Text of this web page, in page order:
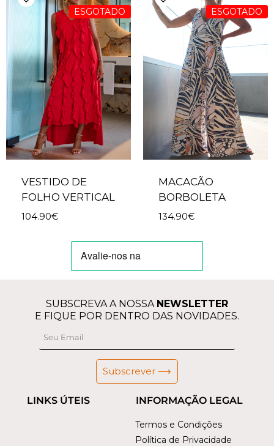
ESGOTADO
VESTIDO DE
FOLHO VERTICAL
104.90€
ESGOTADO
MACACÃO
BORBOLETA
134.90€
INFORMAÇÃO LEGAL
Termos e Condições
Política de Privacidade
LINKS ÚTEIS
SUBSCREVA A NOSSA NEWSLETTER
E FIQUE POR DENTRO DAS NOVIDADES.
Subscrever ⟶